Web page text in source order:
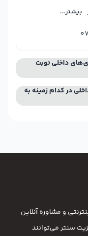
بیشتر...
داخلی نوبت
در کدام زمینه به
و مشاوره آنلاین
سنتر می‌توانند